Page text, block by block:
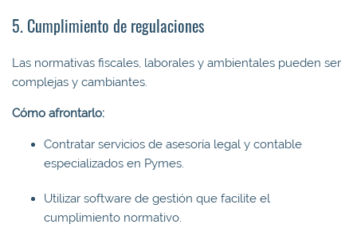
5. Cumplimiento de regulaciones
Las normativas fiscales, laborales y ambientales pueden ser
complejas y cambiantes.
Cómo afrontarlo:
Contratar servicios de asesoría legal y contable
especializados en Pymes.
Utilizar software de gestión que facilite el
cumplimiento normativo.